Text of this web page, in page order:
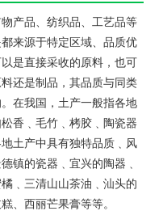
产品、纺织品、工艺品等
来源于特定区域、品质优
是直接采收的原料，也可
还是制品，其品质与同类
在我国，土产一般指各地
香﹑毛竹﹑栲胶﹑陶瓷器
土产中具有独特品质﹑风
镇的瓷器﹑宜兴的陶器﹑
﹑三清山山茶油﹑汕头的
、西丽芒果膏等等。